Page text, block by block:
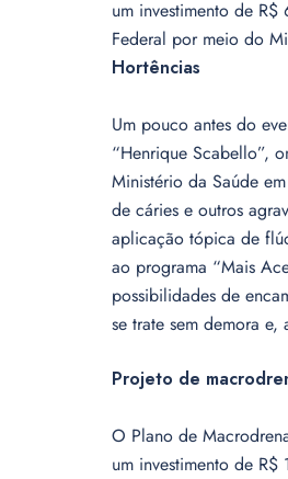
um investimento de
Federal por meio do
Hortências
Um pouco antes do
“Henrique Scabello”,
Ministério da Saúde
de cáries e outros
aplicação tópica de
ao programa “Mais
possibilidades de
se trate sem demora
Projeto de
O Plano de
um investimento de